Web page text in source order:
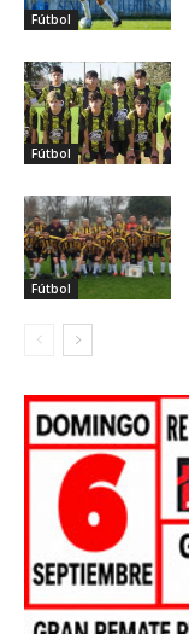
Fútbol
Fútbol
Fútbol